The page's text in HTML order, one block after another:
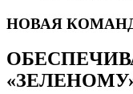
НОВАЯ